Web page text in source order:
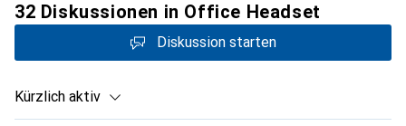
32 Diskussionen in Office Headset
Diskussion starten
Kürzlich aktiv